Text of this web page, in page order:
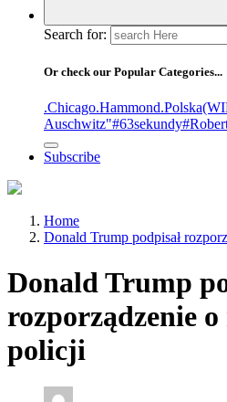
Search for:
Or check our Popular Categories...
.Chicago.Hammond.Polska
Auschwitz"#63sekundy
Subscribe
Home
Donald Trump podpisał
Donald Trump
rozporządzenie
policji